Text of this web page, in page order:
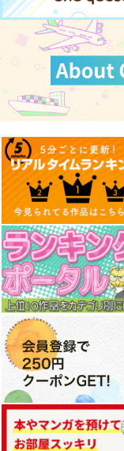
東方夢想夏郷
5SHORT DEMO MOV
舞風-Maikaze
787円（税込）
サンプル
作品詳細